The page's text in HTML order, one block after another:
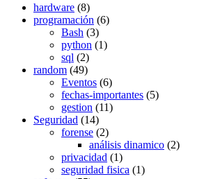
hardware (8)
programación (6)
Bash (3)
python (1)
sql (2)
random (49)
Eventos (6)
fechas-importantes (5)
gestion (11)
Seguridad (14)
forense (2)
análisis dinamico (2)
privacidad (1)
seguridad fisica (1)